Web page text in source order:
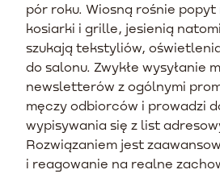
pór roku. Wiosną rośnie popyt
kosiarki i grille, jesienią
szukają tekstyliów,
do salonu. Zwykłe wysyłanie
newsletterów z ogólnymi
męczy odbiorców i prowadzi
wypisywania się z list
Rozwiązaniem jest
i reagowanie na realne